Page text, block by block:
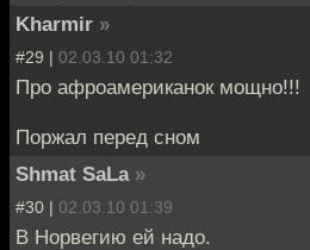
Kharmir »
#29 | 02.03.10 01:32
Про афроамериканок мощно!!!
Поржал перед сном
Shmat SaLa »
#30 | 02.03.10 01:39
В Норвегию ей надо.